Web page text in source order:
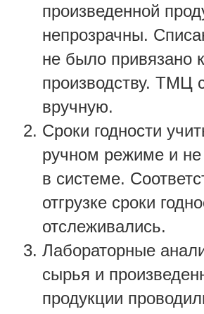
произведенной
непрозрачны.
не было привязано к
производству. ТМЦ
вручную.
Сроки годности
ручном режиме и не
в системе.
отгрузке сроки
отслеживались.
Лабораторные
сырья и
продукции